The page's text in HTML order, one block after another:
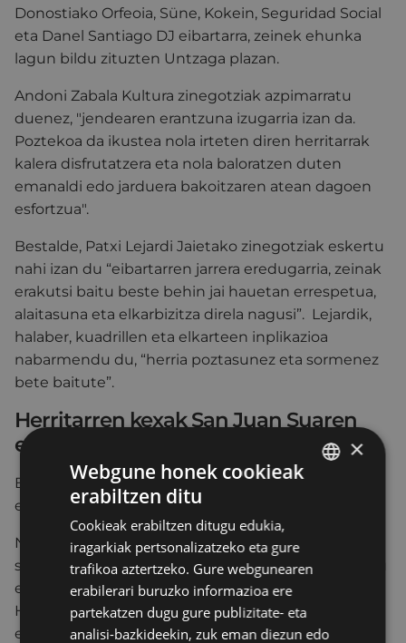
Donostiako Orfeoia, Süne, Kokein, Seguridad Social
eta Danel Santiago DJ eibartarra, zeinek ehunka
lagun bildu zituzten Untzaga plazan.
Andoni Zabala Kultura zinegotziak azpimarratu
duenez, "jendearen erantzuna izugarria izan da.
Poztekoa da ikustea nola irteten diren herritarrak
kalera disfrutatzera eta nola baloratzen duten
emanaldi edo jarduera bakoitzaren atean dagoen
esfortzua".
Bestalde, Patxi Lejardi Jaietako zinegotziak eskertu
nahi izan du “eibartarren jarrera eredugarria, zeinak
erakutsi baitu beste behin jai hauetan errespetua,
alaitasuna eta elkarbizitza direla nagusi”. Lejardik,
halaber, kuadrillen eta elkarteen inplikazioa
nabarmendu du, “herria poztasunez eta sormenez
bete baitute”.
Herritarren kexak San Juan Suaren
ekitaldian
Balorazio positiboa izan arren, kritika batzuk ere
egin dira.
Neledantza” taldearen ikuskizunean (San Juan
suaren gaua) egon ziren pertsona batzuek kritikatu
egin dute emanaldian zehar Jaixak Herrixak
Herrixandako elkarteak txosnetako musika kendu
ez izana; Txosnen musikak eragotzi egin zuen
×
Webgune honek cookieak
erabiltzen ditu
Cookieak erabiltzen ditugu edukia,
iragarkiak pertsonalizatzeko eta gure
trafikoa aztertzeko. Gure webgunearen
erabilerari buruzko informazioa ere
partekatzen dugu gure publizitate- eta
analisi-bazkideekin, zuk eman diezun edo